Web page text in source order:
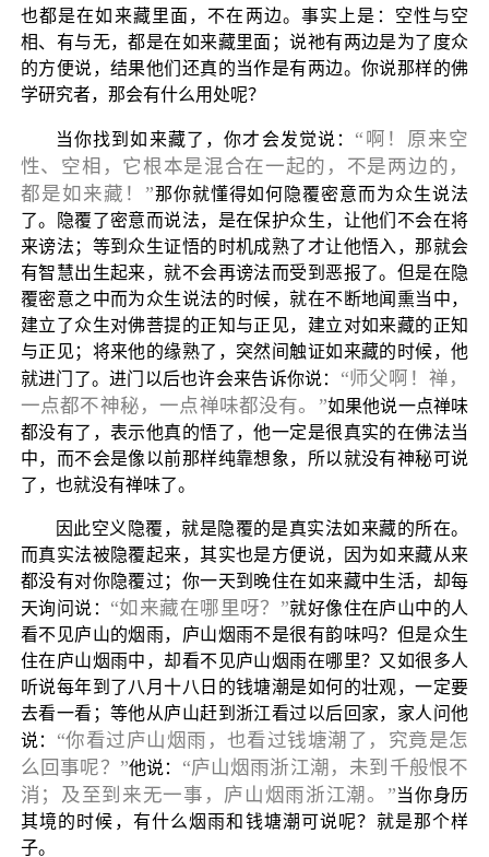
也都是在如来藏里面，不在两边。事实上是：空性与空
相、有与无，都是在如来藏里面；说祂有两边是为了度众
的方便说，结果他们还真的当作是有两边。你说那样的佛
学研究者，那会有什么用处呢？
当你找到如来藏了，你才会发觉说： “啊！原来空
性、空相，它根本是混合在一起的，不是两边的，
都是如来藏！”那你就懂得如何隐覆密意而为众生说法
了。隐覆了密意而说法，是在保护众生，让他们不会在将
来谤法；等到众生证悟的时机成熟了才让他悟入，那就会
有智慧出生起来，就不会再谤法而受到恶报了。但是在隐
覆密意之中而为众生说法的时候，就在不断地闻熏当中，
建立了众生对佛菩提的正知与正见，建立对如来藏的正知
与正见；将来他的缘熟了，突然间触证如来藏的时候，他
就进门了。进门以后也许会来告诉你说： “师父啊！禅，
一点都不神秘，一点禅味都没有。”如果他说一点禅味
都没有了，表示他真的悟了，他一定是很真实的在佛法当
中，而不会是像以前那样纯靠想象，所以就没有神秘可说
了，也就没有禅味了。
因此空义隐覆，就是隐覆的是真实法如来藏的所在。
而真实法被隐覆起来，其实也是方便说，因为如来藏从来
都没有对你隐覆过；你一天到晚住在如来藏中生活，却每
天询问说： “如来藏在哪里呀？”就好像住在庐山中的人
看不见庐山的烟雨，庐山烟雨不是很有韵味吗？但是众生
住在庐山烟雨中，却看不见庐山烟雨在哪里？又如很多人
听说每年到了八月十八日的钱塘潮是如何的壮观，一定要
去看一看；等他从庐山赶到浙江看过以后回家，家人问他
说： “你看过庐山烟雨，也看过钱塘潮了，究竟是怎
么回事呢？”他说： “庐山烟雨浙江潮，未到千般恨不
消；及至到来无一事，庐山烟雨浙江潮。”当你身历
其境的时候，有什么烟雨和钱塘潮可说呢？就是那个样
子。